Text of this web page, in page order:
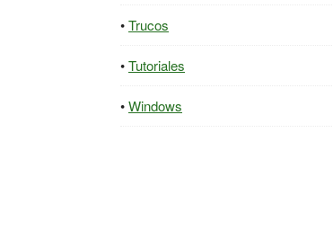
Trucos
Tutoriales
Windows